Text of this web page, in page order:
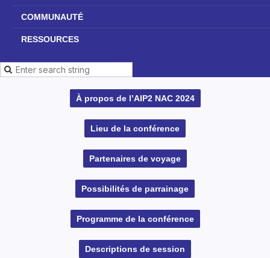
COMMUNAUTÉ
RESSOURCES
À propos de l’AIP2 NAC 2024
Lieu de la conférence
Partenaires de voyage
Possibilités de parrainage
Programme de la conférence
Descriptions de session